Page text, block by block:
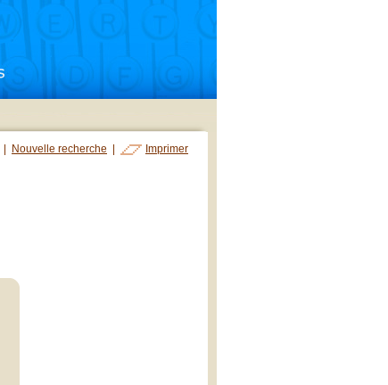
Nouvelle recherche Imprimer